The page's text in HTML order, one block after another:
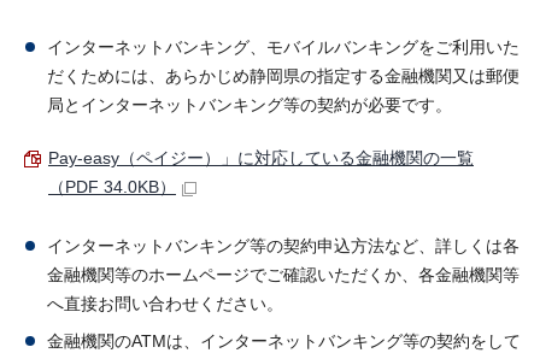
インターネットバンキング、モバイルバンキングをご利用いた
だくためには、あらかじめ静岡県の指定する金融機関又は郵便
局とインターネットバンキング等の契約が必要です。
Pay-easy（ペイジー）」に対応している金融機関の一覧
（PDF 34.0KB）
インターネットバンキング等の契約申込方法など、詳しくは各
金融機関等のホームページでご確認いただくか、各金融機関等
へ直接お問い合わせください。
金融機関のATMは、インターネットバンキング等の契約をして